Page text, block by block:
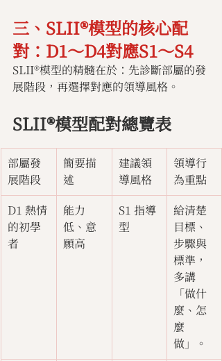
三、SLII®模型的核心配
對：D1～D4對應S1～S4
SLII®模型的精髓在於：先診斷部屬的發
展階段，再選擇對應的領導風格。
SLII®模型配對總覽表
部屬發
展階段
簡要描
述
建議領
導風格
領導行
為重點
D1 熱情
的初學
者
能力
低、意
願高
S1 指導
型
給清楚
目標、
步驟與
標準，
多講
「做什
麼、怎
麼
做」。